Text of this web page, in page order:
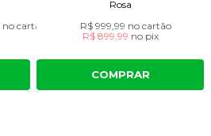
no cartão
Rosa
R$ 999,99 no cartão
R$ 899,99 no pix
COMPRAR